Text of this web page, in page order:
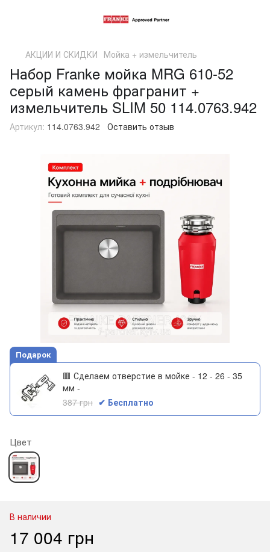
АКЦИИ И СКИДКИ Мойка + измельчитель
Набор Franke мойка MRG 610-52
серый камень фрагранит +
измельчитель SLIM 50 114.0763.942
Артикул: 114.0763.942 Оставить отзыв
Подарок
🟥 Сделаем отверстие в мойке - 12 - 26 - 35
мм -
387 грн ✔ Бесплатно
Цвет
В наличии
17 004 грн